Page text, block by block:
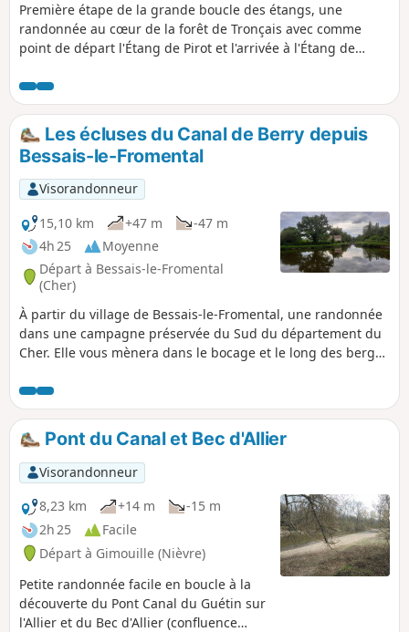
Première étape de la grande boucle des étangs, une
randonnée au cœur de la forêt de Tronçais avec comme
point de départ l'Étang de Pirot et l'arrivée à l'Étang de
Les écluses du Canal de Berry depuis
Bessais-le-Fromental
Visorandonneur
15,10 km
+47 m
-47 m
4h 25
Moyenne
Départ à Bessais-le-Fromental
(Cher)
À partir du village de Bessais-le-Fromental, une randonnée
dans une campagne préservée du Sud du département du
Cher. Elle vous mènera dans le bocage et le long des berges
maisons d'éclusier, et architecture en pierre et toiture
typiques de la région hameaux des corps de ferme et
châteaux.Pont du Canal et Bec d'Allier
Visorandonneur
8,23 km
+14 m
-15 m
2h 25
Facile
Départ à Gimouille (Nièvre)
Petite randonnée facile en boucle à la
découverte du Pont Canal du Guétin sur
l'Allier et du Bec d'Allier (confluence